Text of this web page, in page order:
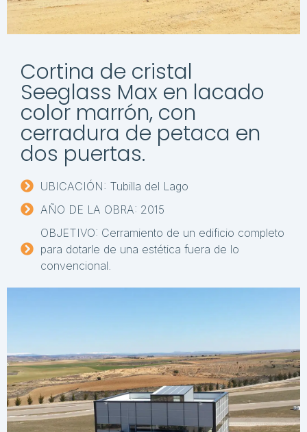
Cortina de cristal
Seeglass Max en lacado
color marrón, con
cerradura de petaca en
dos puertas.
UBICACIÓN: Tubilla del Lago
AÑO DE LA OBRA: 2015
OBJETIVO: Cerramiento de un edificio completo
para dotarle de una estética fuera de lo
convencional.